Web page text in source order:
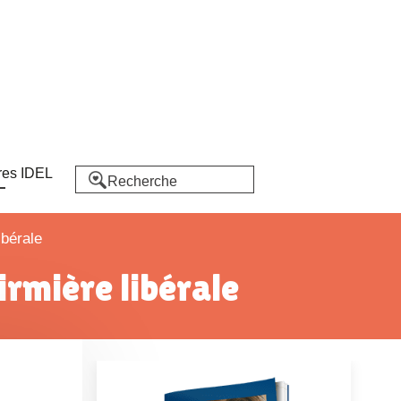
IDEL
libérale